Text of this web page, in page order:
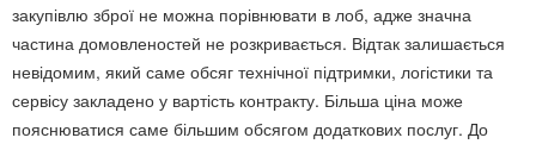
закупівлю зброї не можна порівнювати в лоб, адже значна
частина домовленостей не розкривається. Відтак залишається
невідомим, який саме обсяг технічної підтримки, логістики та
сервісу закладено у вартість контракту. Більша ціна може
пояснюватися саме більшим обсягом додаткових послуг. До